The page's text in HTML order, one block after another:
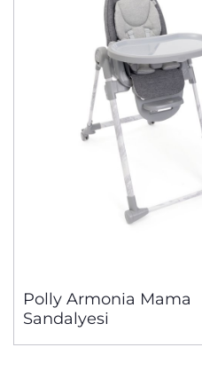
Polly Armonia Mama
Sandalyesi